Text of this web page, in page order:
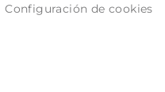
Configuración de cookies